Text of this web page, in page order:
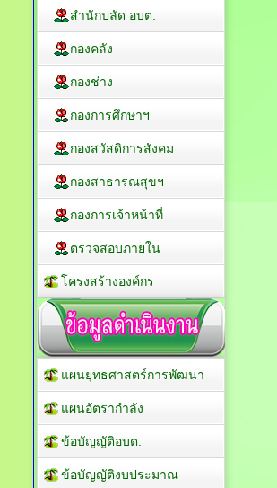
สำนักปลัด อบต.
กองคลัง
กองช่าง
กองการศึกษาฯ
กองสวัสดิการสังคม
กองสาธารณสุขฯ
กองการเจ้าหน้าที่
ตรวจสอบภายใน
โครงสร้างองค์กร
แผนยุทธศาสตร์การพัฒนา
แผนอัตรากำลัง
ข้อบัญญัติอบต.
ข้อบัญญัติงบประมาณ